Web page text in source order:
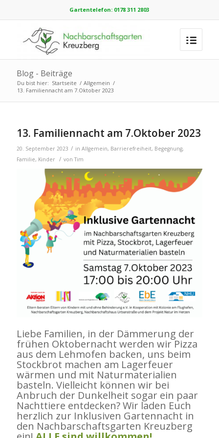
Gartentelefon: 0178 311 2803
Blog - Beiträge
Du bist hier: Startseite / Allgemein /
13. Familiennacht am 7.Oktober 2023
13. Familiennacht am 7.Oktober 2023
20. September 2023 / in Allgemein, Barrierefreiheit, Begegnung,
Familie, Kinder / vonTim
Liebe Familien, in der Dämmerung der
frühen Oktobernacht werden wir Pizza
aus dem Lehmofen backen, uns beim
Stockbrot machen am Lagerfeuer
wärmen und mit Naturmaterialien
basteln. Vielleicht können wir bei
Anbruch der Dunkelheit sogar ein paar
Nachttiere entdecken? Wir laden Euch
herzlich zur Inklusiven Gartennacht in
den Nachbarschaftsgarten Kreuzberg